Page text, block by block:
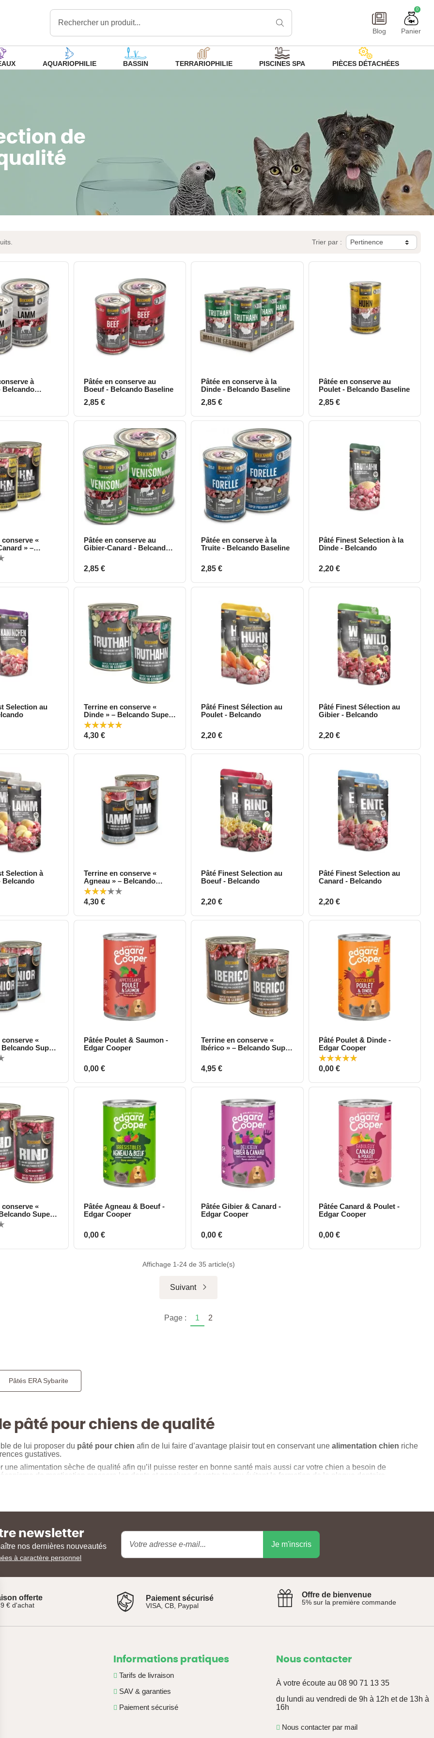
Rechercher un produit... 0
Panier
Blog
AQUARIOPHILIE BASSIN TERRARIOPHILIE PISCINES SPA PIÈCES DÉTACHÉES
de
Trier par :
rapide
à
Belcando
Aperçu rapide
Pâtée en conserve au
Boeuf - Belcando Baseline
Prix
2,85 €
Aperçu rapide
Pâtée en conserve à la
Dinde - Belcando Baseline
Prix
2,85 €
Aperçu rapide
Pâtée en conserve au
Poulet - Belcando Baseline
Prix
2,85 €
rapide
conserve «
» –
Premium
Aperçu rapide
Pâtée en conserve au
Gibier-Canard - Belcando
Prix
2,85 €
Aperçu rapide
Pâtée en conserve à la
Truite - Belcando Baseline
Prix
2,85 €
Aperçu rapide
Pâté Finest Selection à la
Dinde - Belcando
Prix
2,20 €
rapide
Selection au
Aperçu rapide
Terrine en conserve «
Dinde » – Belcando Super
Premium
Prix
4,30 €
Aperçu rapide
Pâté Finest Sélection au
Poulet - Belcando
Prix
2,20 €
Aperçu rapide
Pâté Finest Sélection au
Gibier - Belcando
Prix
2,20 €
rapide
Selection à
Belcando
Aperçu rapide
Terrine en conserve «
Agneau » – Belcando
Super Premium
Prix
4,30 €
Aperçu rapide
Pâté Finest Selection au
Boeuf - Belcando
Prix
2,20 €
Aperçu rapide
Pâté Finest Selection au
Canard - Belcando
Prix
2,20 €
rapide
conserve «
Super
Aperçu rapide
Pâtée Poulet & Saumon -
Edgar Cooper
Prix
0,00 €
Aperçu rapide
Terrine en conserve «
Ibérico » – Belcando Super
Prix
4,95 €
Aperçu rapide
Pâté Poulet & Dinde -
Edgar Cooper
Prix
0,00 €
rapide
conserve «
Super
Aperçu rapide
Pâtée Agneau & Boeuf -
Edgar Cooper
Prix
0,00 €
Aperçu rapide
Pâtée Gibier & Canard -
Edgar Cooper
Prix
0,00 €
Aperçu rapide
Pâtée Canard & Poulet -
Edgar Cooper
Prix
0,00 €
Affichage 1-24 de 35 article(s)
Suivant
Page : 1 2
Pâtés ERA Sybarite
pâté pour chiens de qualité
de lui proposer du pâté pour chien afin de lui faire d’avantage plaisir tout en conservant une alimentation chien riche
gustatives.
une alimentation sèche de qualité afin qu’il puisse rester en bonne santé mais aussi car votre chien a besoin de
de mastication massera les dents et gencives de votre toutou évitant la formation de la plaque dentaire
en LigneAnimaux-Market des croquettes pour les chiensde tout âge, reparties en plusieurs marques comme
chiende haute qualité !
newsletter
nos dernières nouveautés
à caractère personnel
Je m'inscris
offerte
€ d'achat
Paiement sécurisé
VISA, CB, Paypal
Offre de bienvenue
5% sur la première commande
Informations pratiques
Tarifs de livraison
SAV & garanties
Paiement sécurisé
Nous contacter
À votre écoute au 08 90 71 13 35
du lundi au vendredi de 9h à 12h et de 13h à
16h
Nous contacter par mail